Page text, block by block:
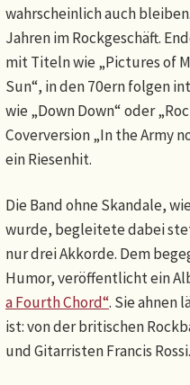
wahrscheinlich auch
Jahren im Rockgeschäft.
mit Titeln wie „Pictures of
Sun“, in den 70ern folgen
wie „Down Down“ oder
Coverversion „In the Army
ein Riesenhit.
Die Band ohne Skandale,
wurde, begleitete dabei
nur drei Akkorde. Dem
Humor, veröffentlicht ein
a Fourth Chord“. Sie ahnen
ist: von der britischen
und Gitarristen Francis Rossi.